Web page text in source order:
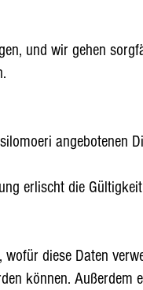
und wir gehen
angebotenen
erlischt die
diese Daten
können. Außerdem